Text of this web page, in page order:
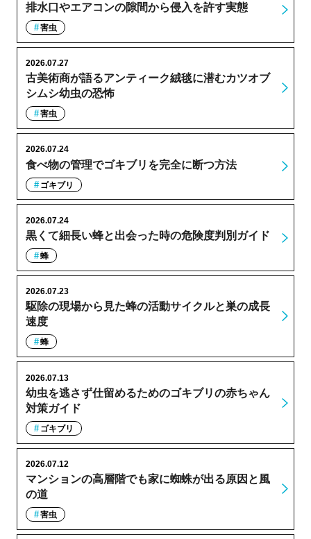
排水口やエアコンの隙間から侵入を許す実態
害虫
古美術商が語るアンティーク絨毯に潜むカツオブ
シムシ幼虫の恐怖
2026.07.27
害虫
食べ物の管理でゴキブリを完全に断つ方法
2026.07.24
ゴキブリ
黒くて細長い蜂と出会った時の危険度判別ガイド
2026.07.24
蜂
駆除の現場から見た蜂の活動サイクルと巣の成長
速度
2026.07.23
蜂
幼虫を逃さず仕留めるためのゴキブリの赤ちゃん
対策ガイド
2026.07.13
ゴキブリ
マンションの高層階でも家に蜘蛛が出る原因と風
の道
2026.07.12
害虫